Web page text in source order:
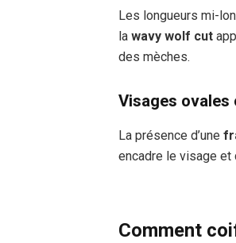
Les longueurs mi-
lawavy wolf cut
des mèches.
Visages ovales
La présence d’une
encadre le visage
Comment